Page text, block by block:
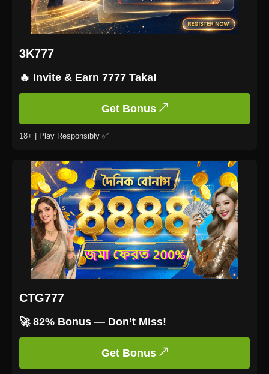
3K777
🔥 Invite & Earn 7777 Taka!
Get Bonus ↗
18+ | Play Responsibly ✅
CTG777
🚀 82% Bonus — Don’t Miss!
Get Bonus ↗